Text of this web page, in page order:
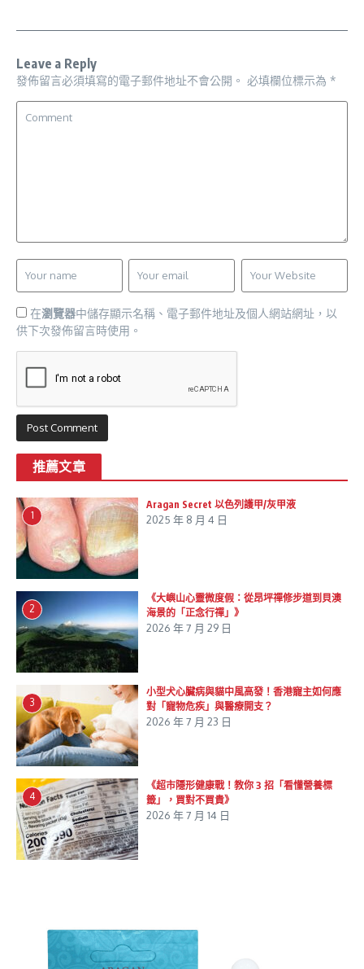
Leave a Reply
發佈留言必須填寫的電子郵件地址不會公開。 必填欄位標示為 *
在瀏覽器中儲存顯示名稱、電子郵件地址及個人網站網址，以
供下次發佈留言時使用。
推薦文章
1
Aragan Secret 以色列護甲/灰甲液
2025 年 8 月 4 日
2
《大嶼山心靈微度假：從昂坪禪修步道到貝澳
海景的「正念行禪」》
2026 年 7 月 29 日
3
小型犬心臟病與貓中風高發！香港寵主如何應
對「寵物危疾」與醫療開支？
2026 年 7 月 23 日
4
《超市隱形健康戰！教你 3 招「看懂營養標
籤」，買對不買貴》
2026 年 7 月 14 日